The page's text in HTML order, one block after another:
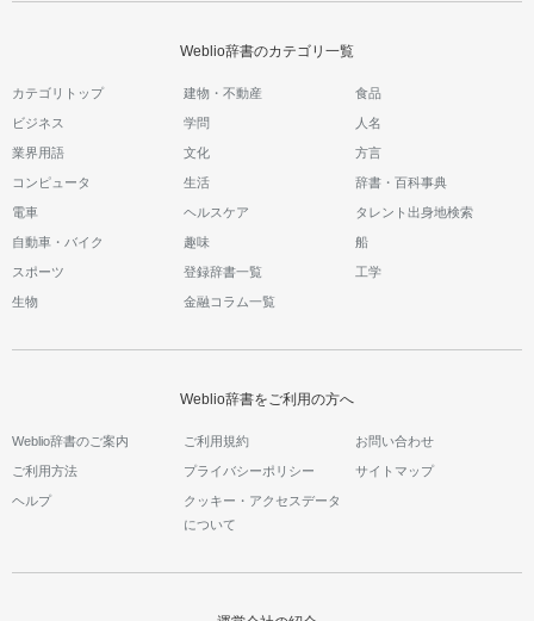
Weblio辞書のカテゴリ一覧
カテゴリトップ 建物・不動産 食品
ビジネス 学問 人名
業界用語 文化 方言
コンピュータ 生活 辞書・百科事典
電車 ヘルスケア タレント出身地検索
自動車・バイク 趣味 船
スポーツ 登録辞書一覧 工学
生物 金融コラム一覧
Weblio辞書をご利用の方へ
Weblio辞書のご案内 ご利用規約 お問い合わせ
ご利用方法 プライバシーポリシー サイトマップ
ヘルプ
クッキー・アクセスデータ
について